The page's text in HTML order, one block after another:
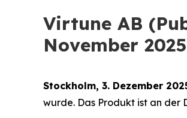
Virtune AB
November
Stockholm, 3. Dezember
wurde. Das Produkt ist an der